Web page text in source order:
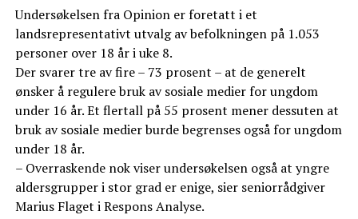
Undersøkelsen fra Opinion er foretatt i et
landsrepresentativt utvalg av befolkningen på 1.053
personer over 18 år i uke 8.
Der svarer tre av fire – 73 prosent – at de generelt
ønsker å regulere bruk av sosiale medier for ungdom
under 16 år. Et flertall på 55 prosent mener dessuten at
bruk av sosiale medier burde begrenses også for ungdom
under 18 år.
– Overraskende nok viser undersøkelsen også at yngre
aldersgrupper i stor grad er enige, sier seniorrådgiver
Marius Flaget i Respons Analyse.